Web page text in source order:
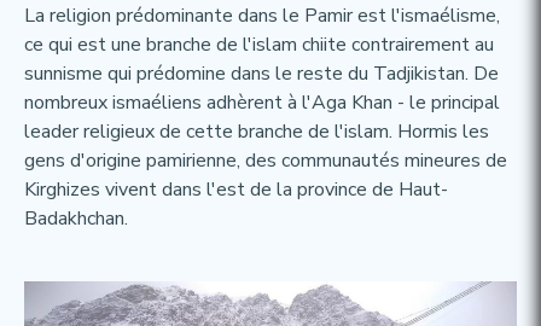
La religion prédominante dans le Pamir est l'ismaélisme,
ce qui est une branche de l'islam chiite contrairement au
sunnisme qui prédomine dans le reste du Tadjikistan. De
nombreux ismaéliens adhèrent à l'Aga Khan - le principal
leader religieux de cette branche de l'islam. Hormis les
gens d'origine pamirienne, des communautés mineures de
Kirghizes vivent dans l'est de la province de Haut-
Badakhchan.